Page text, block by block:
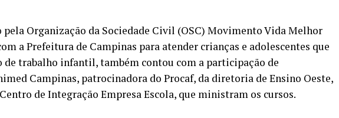
Organização da Sociedade Civil (OSC) Movimento Vida Melhor
a Prefeitura de Campinas para atender crianças e adolescentes que
de trabalho infantil, também contou com a participação de
Campinas, patrocinadora do Procaf, da diretoria de Ensino Oeste,
de Integração Empresa Escola, que ministram os cursos.